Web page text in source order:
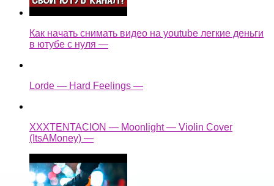
Как начать снимать видео на youtube легкие деньги
в ютубе с нуля —
Lorde — Hard Feelings —
XXXTENTACION — Moonlight — Violin Cover
(ItsAMoney) —